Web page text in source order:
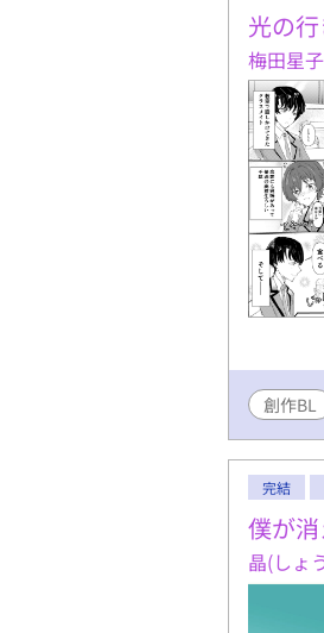
光の
梅田星子
創作BL
完結
僕が
晶(しょ